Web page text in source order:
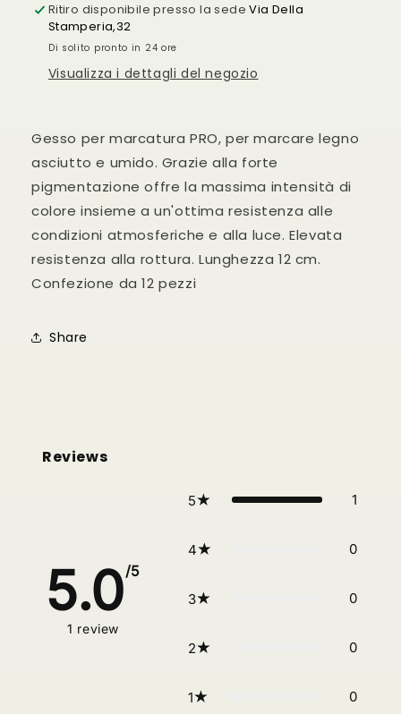
Ritiro disponibile presso la sedeVia Della
Stamperia,32
Di solito pronto in 24 ore
Visualizza i dettagli del negozio
Gesso per marcatura PRO, per marcare legno
asciutto e umido. Grazie alla forte
pigmentazione offre la massima intensità di
colore insieme a un'ottima resistenza alle
condizioni atmosferiche e alla luce. Elevata
resistenza alla rottura. Lunghezza 12 cm.
Confezione da 12 pezzi
Share
Reviews
5.0/5
1 review
5 1
4 0
3 0
2 0
1 0